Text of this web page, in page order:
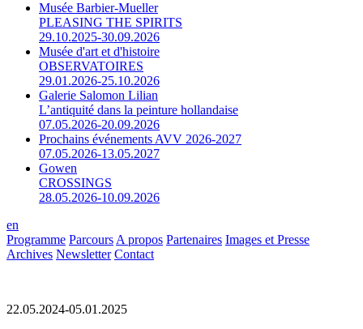
Musée Barbier-Mueller
PLEASING THE SPIRITS
29.10.2025-30.09.2026
Musée d'art et d'histoire
OBSERVATOIRES
29.01.2026-25.10.2026
Galerie Salomon Lilian
L’antiquité dans la peinture hollandaise
07.05.2026-20.09.2026
Prochains événements AVV 2026-2027
07.05.2026-13.05.2027
Gowen
CROSSINGS
28.05.2026-10.09.2026
en
Programme Parcours A propos Partenaires Images et Presse
Archives Newsletter Contact
22.05.2024-05.01.2025